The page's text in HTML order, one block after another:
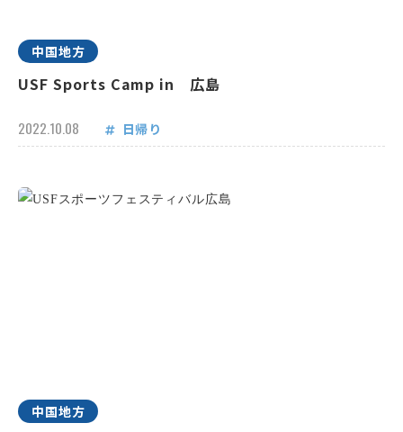
中国地方
USF Sports Camp in 広島
2022.10.08 日帰り
中国地方